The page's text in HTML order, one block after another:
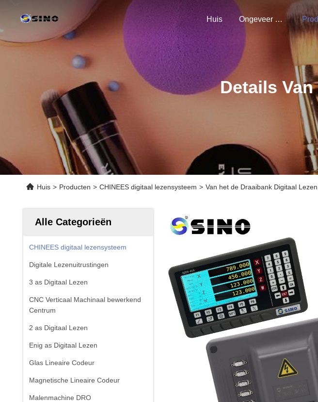
Huis Ongeveer Ons
Details
Huis > Producten > CHINEES digitaal lezensysteem > Van het de Draaibank Digitaal
Alle Categorieën
CHINEES digitaal lezensysteem
Digitale Lezenuitrustingen
3 as Digitaal Lezen
CNC Verticaal Machinaal bewerkend
Centrum
2 as Digitaal Lezen
Enig as Digitaal Lezen
Glas Lineaire Codeur
Magnetische Lineaire Codeur
Malenmachine DRO